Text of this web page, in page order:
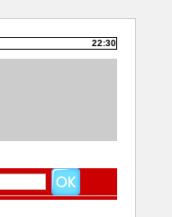
22:30